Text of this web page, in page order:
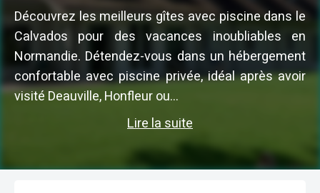
Découvrez les meilleurs gîtes avec piscine dans le
Calvados pour des vacances inoubliables en
Normandie. Détendez-vous dans un hébergement
confortable avec piscine privée, idéal après avoir
visité Deauville, Honfleur ou...
Lire la suite